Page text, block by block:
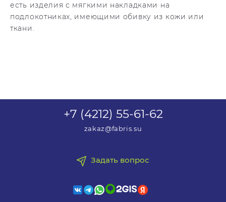
есть изделия с мягкими накладками на
подлокотниках, имеющими обивку из кожи или
ткани.
+7 (4212) 55-61-62
zakaz@fabris.su
Задать вопрос